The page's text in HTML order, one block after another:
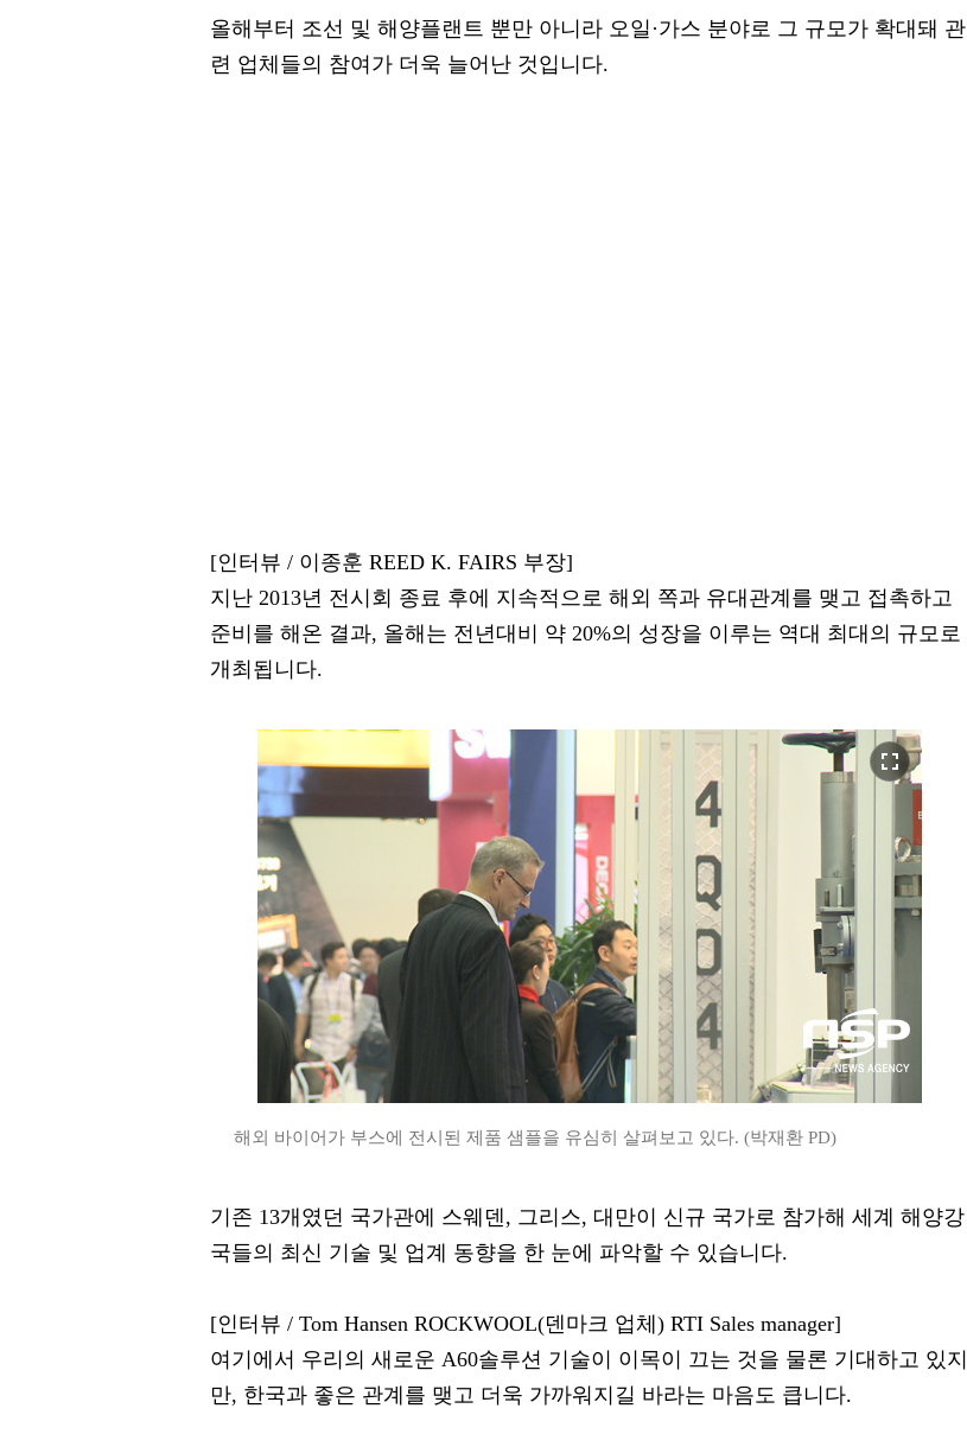
올해부터 조선 및 해양플랜트 뿐만 아니라 오일·가스 분야로 그 규모가 확대돼 관
련 업체들의 참여가 더욱 늘어난 것입니다.
[인터뷰 / 이종훈 REED K. FAIRS 부장]
지난 2013년 전시회 종료 후에 지속적으로 해외 쪽과 유대관계를 맺고 접촉하고
준비를 해온 결과, 올해는 전년대비 약 20%의 성장을 이루는 역대 최대의 규모로
개최됩니다.
fullscreen
해외 바이어가 부스에 전시된 제품 샘플을 유심히 살펴보고 있다. (박재환 PD)
기존 13개였던 국가관에 스웨덴, 그리스, 대만이 신규 국가로 참가해 세계 해양강
국들의 최신 기술 및 업계 동향을 한 눈에 파악할 수 있습니다.
[인터뷰 / Tom Hansen ROCKWOOL(덴마크 업체) RTI Sales manager]
여기에서 우리의 새로운 A60솔루션 기술이 이목이 끄는 것을 물론 기대하고 있지
만, 한국과 좋은 관계를 맺고 더욱 가까워지길 바라는 마음도 큽니다.